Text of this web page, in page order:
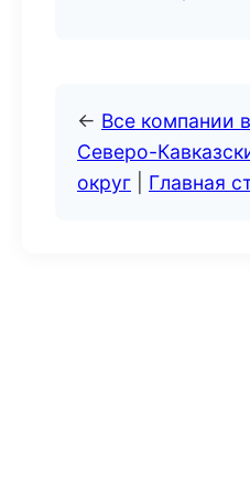
← Все компании
Северо-
округ
Главная